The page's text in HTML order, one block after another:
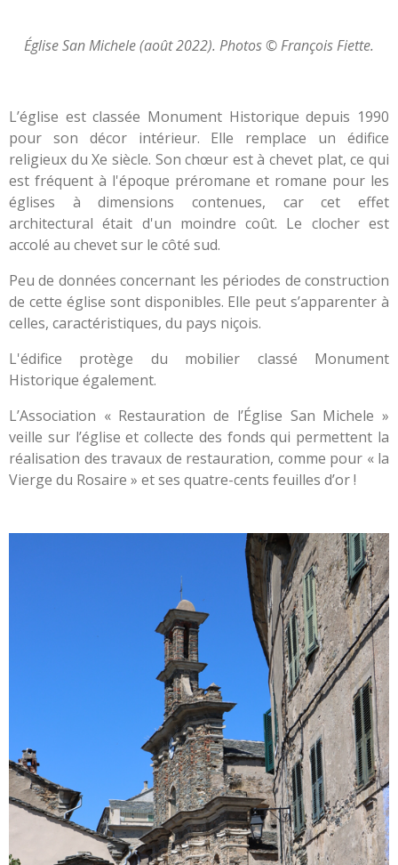
Église San Michele (août 2022). Photos © François Fiette.
L’église est classée Monument Historique depuis 1990
pour son décor intérieur. Elle remplace un édifice
religieux du Xe siècle. Son chœur est à chevet plat, ce qui
est fréquent à l'époque préromane et romane pour les
églises à dimensions contenues, car cet effet
architectural était d'un moindre coût. Le clocher est
accolé au chevet sur le côté sud.
Peu de données concernant les périodes de construction
de cette église sont disponibles. Elle peut s’apparenter à
celles, caractéristiques, du pays niçois.
L'édifice protège du mobilier classé Monument
Historique également.
L’Association « Restauration de l’Église San Michele »
veille sur l’église et collecte des fonds qui permettent la
réalisation des travaux de restauration, comme pour « la
Vierge du Rosaire » et ses quatre-cents feuilles d’or !